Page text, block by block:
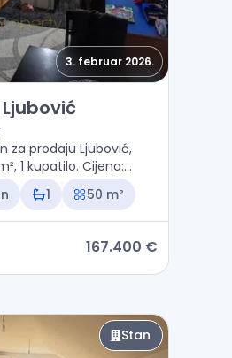
3. februar 2026.
Ljubović
za prodaju Ljubović,
1 kupatilo. Cijena:
1 50 m²
167.400 €
Stan